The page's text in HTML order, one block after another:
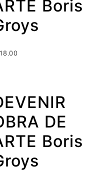
Boris
18.00
DE
Boris